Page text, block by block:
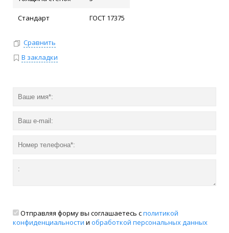
Стандарт ГОСТ 17375
Сравнить
В закладки
Отправляя форму вы соглашаетесь сполитикой
конфиденциальности и обработкой персональных данных